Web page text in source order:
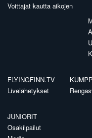
Voittajat kautta aikojen
FLYINGFINN.TV
Livelähetykset
JUNIORIT
Osakilpailut